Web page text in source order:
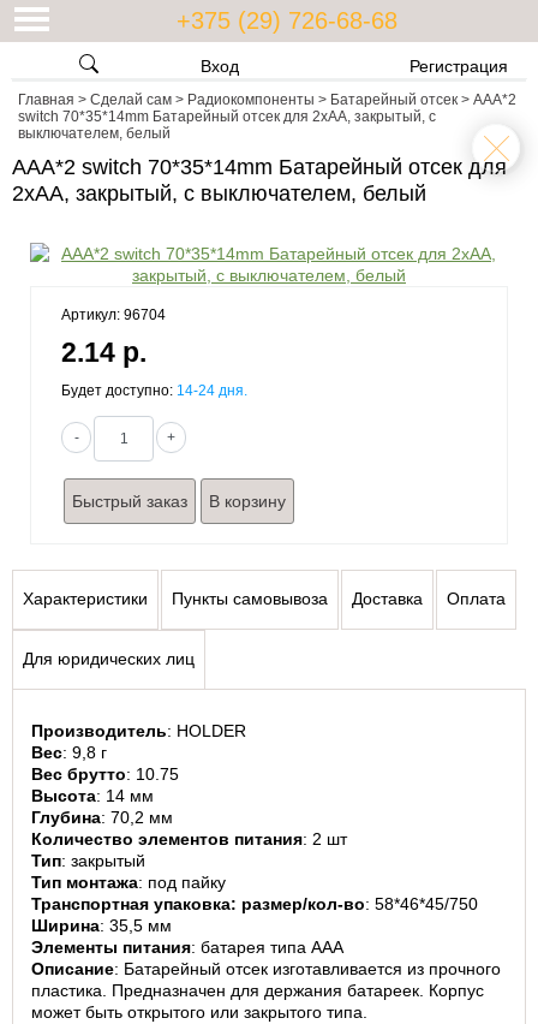
+375 (29) 726-68-68
Вход Регистрация
Главная > Сделай сам > Радиокомпоненты > Батарейный отсек > AAA*2
switch 70*35*14mm Батарейный отсек для 2xАА, закрытый, с
выключателем, белый
AAA*2 switch 70*35*14mm Батарейный отсек для
2xАА, закрытый, с выключателем, белый
Артикул: 96704
2.14 р.
Будет доступно: 14-24 дня.
- +
Быстрый заказ
Характеристики Пункты самовывоза Доставка Оплата
Для юридических лиц
Производитель: HOLDER
Вес: 9,8 г
Вес брутто: 10.75
Высота: 14 мм
Глубина: 70,2 мм
Количество элементов питания: 2 шт
Тип: закрытый
Тип монтажа: под пайку
Транспортная упаковка: размер/кол-во: 58*46*45/750
Ширина: 35,5 мм
Элементы питания: батарея типа AAA
Описание: Батарейный отсек изготавливается из прочного
пластика. Предназначен для держания батареек. Корпус
может быть открытого или закрытого типа.